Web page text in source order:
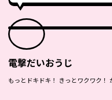
電撃だいおうじ
もっとドキドキ！ きっとワクワク